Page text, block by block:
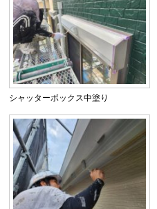
シャッターボックス中塗り